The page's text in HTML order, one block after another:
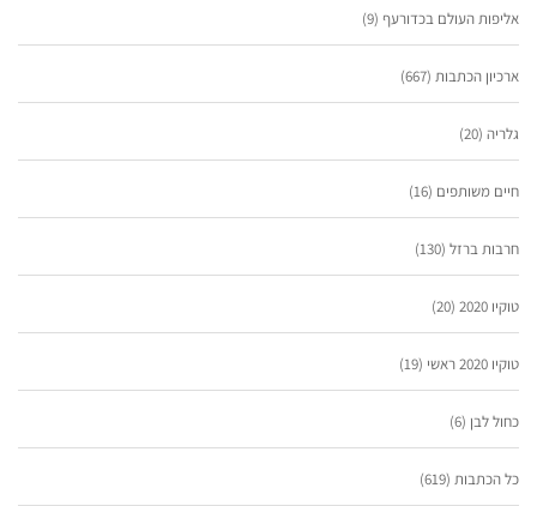
אליפות העולם בכדורעף (9)
ארכיון הכתבות (667)
גלריה (20)
חיים משותפים (16)
חרבות ברזל (130)
טוקיו 2020 (20)
טוקיו 2020 ראשי (19)
כחול לבן (6)
כל הכתבות (619)